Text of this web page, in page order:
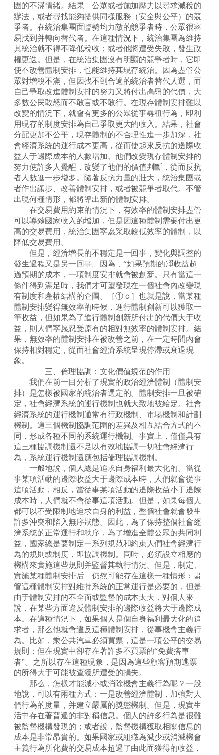
團的不滿情緒。結果，公眾或者施加壓力以尋求減稅的
辦法，或者尋找能夠提供同樣服務（安全與公平）的競
爭者。在統治集團面臨勢均力敵的競爭者時，公眾很容
易找到并轉向替代者。在這種情況下，統治集團為維持
其統治就不得不降低稅收；或者他將遭受失敗，發生政
權更迭。但是，在統治集團沒有明顯的競爭者時，它即
使不改善體制安排，也能維持其現存統治。因為盡管公
眾對增稅不滿，但因找不到合適的統治者替代人選，而
自己爭取改進體制安排的努力又將付出高昂的代價，大
多數公民敢怒而不敢言或不敢行。在現存體制安排難以
改變的情況下，就會有更多的公眾從事尋租行為，即利
用現存的制度安排為自己爭取更大的收入。結果，社會
分配更加不公平，現存體制的不合理性進一步加深，社
會經濟系統的運行成本更高，從而使起來反抗的邊際收
益大于邊際成本的人數增加。他們改變現存體制安排的
努力使許多人覺醒，改變了他們的價值判斷，從而反抗
者人數進一步增多。隨著反抗力量的壯大，統治集團或
者作出讓步、改善體制安排，或者被競爭者取代。不管
出現何種情形，都將導出新的體制安排。
在交易費用約束的情況下，有效率的體制安排盡管
可以導致國家收入的增加，但是因這種體制需要付出更
高的交易費用，統治集團寧愿采取較低效率的體制，以
降低交易費用。
但是，經濟增長的不穩定是一回事，變化與調整的
發生過程又是另一回事。因為，“如果預期的凈收益超
過預期的成本，一項制度安排就會被創新。只有當這一
條件得到滿足時，我們才可望發現在一個社會內改變現
有制度和產權結構的企圖。［①ｃ］也就是說，當某種
體制安排變得無效率的時候，進行體制創新可以獲取一
筆收益，但如果為了進行體制創新所付出的代價大于收
益，則人們寧愿忍受原有的相對無效率的體制安排。結
果，無效率的體制安排在被改善之前，在一定時間內會
保持相對穩定，從而社會經濟系統呈現停滯或衰退現
象。
三、倫理協調：文化價值規范的作用
我們在前一目分析了現實的政治經濟體制（體制安
排）是怎樣被國家的統治者選定的。體制安排一旦被確
定，社會經濟系統的運行機制也就大致地被給定。社會
經濟系統的運行機制通常有行政機制、市場機制和計劃
機制。這三個機制協調范圍的差異及相互結合方式的不
同，形成各種不同的系統運行機制。事實上，僅僅具有
這三種協調機制還不足以有效地協調一切社會經濟行
為，系統運行機制還應包括倫理協調機制。
一般地說，個人總是追求自身福利最大化的。當從
事某項活動的邊際收益大于邊際成本時，人們就會從事
這項活動；相反，當從事某項活動的邊際收益小于邊際
成本時，人們就不會從事這項活動。但是，如果每個人
都可以不受限制地追求自身的利益，整個社會就會發生
許多沖突和陷入無序狀態。因此，為了保持整個社會經
濟系統的正常運行和秩序，為了增進全體公眾的共同利
益，國家總是要制定一系列規范和約束人們社會經濟行
為的規則或制度，即協調機制。同時，必須設立相應的
機構來實施這些規則并監督其執行情況。但是，制定、
實施某種體制安排后，仍然可能存在這樣一種情形：盡
管這種體制安排對維持系統的正常運行是必要的，但是
由于體制安排的不全面或監督的成本太大，對個人來
說，在某些方面違反體制安排的邊際收益將大于邊際成
本。在這種情況下，如果個人是個自身福利最大化的追
求者，那么他就會違反這種體制安排，從事機會主義行
為。比如，乘公共汽車必須買票，這是一項公平的交易
規則；但在現實中卻存在著許多不買票的“免費搭車
者”。之所以存在這種現象，是因為這些顧客預期逃票
的所得大于可能被查獲所遭受的損失。
那么，怎樣才能減小或消除機會主義行為呢？一般
地說，可以有兩種方式：一是改善經濟體制，加強對人
們行為的度量，并建立嚴厲的獎懲機制。但是，現實生
活中存在著普遍的非對稱信息。個人的許多行為是很難
被監督機構發現的；或者說，監督機構獲取相關信息的
成本是非常昂貴的。如果國家或組織為減少或消滅機會
主義行為所化費的交易成本超過了由此而獲得的收益，